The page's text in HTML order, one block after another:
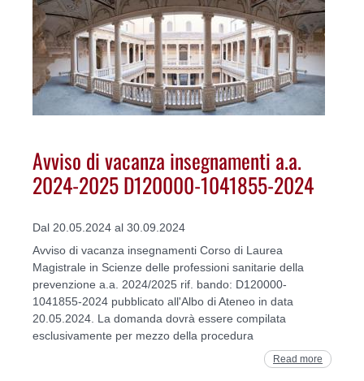
Avviso di vacanza insegnamenti a.a.
2024-2025 D120000-1041855-2024
Dal 20.05.2024 al 30.09.2024
Avviso di vacanza insegnamenti Corso di Laurea
Magistrale in Scienze delle professioni sanitarie della
prevenzione a.a. 2024/2025 rif. bando: D120000-
1041855-2024 pubblicato all'Albo di Ateneo in data
20.05.2024. La domanda dovrà essere compilata
esclusivamente per mezzo della procedura
Read more